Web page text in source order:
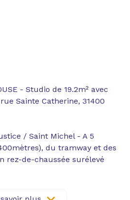
- Studio de 19.2m² avec
Sainte Catherine, 31400
/ Saint Michel - A 5
du tramway et des
rez-de-chaussée surélevé